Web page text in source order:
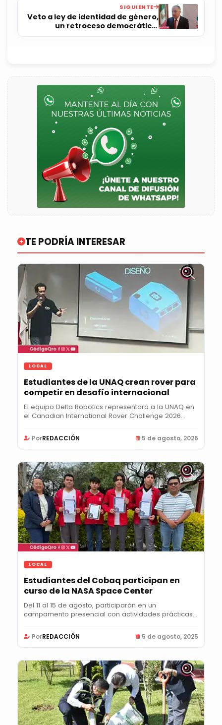
SIGUIENTE
Veto a ley de identidad de género,
un retroceso democrático:
presidente del Congreso
TE PODRÍA INTERESAR
LOCAL
Estudiantes de la UNAQ crean rover para
competir en desafío internacional
El equipo Delta Robotics representará a la UNAQ en
el Canadian International Rover Challenge 2026...
PorREDACCIÓN 5 de agosto, 2026
LOCAL
Estudiantes del Cobaq participan en
curso de la NASA Space Center
Del 11 al 15 de agosto, participarán en un
campamento presencial con actividades prácticas
PorREDACCIÓN 5 de agosto, 2025